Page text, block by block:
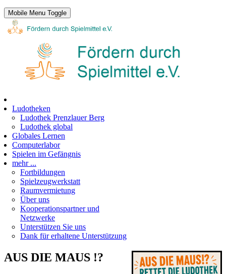
Mobile Menu Toggle
Ludotheken
Ludothek Prenzlauer Berg
Ludothek global
Globales Lernen
Computerlabor
Spielen im Gefängnis
mehr ...
Fortbildungen
Spielzeugwerkstatt
Raumvermietung
Über uns
Kooperationspartner und
Netzwerke
Unterstützen Sie uns
Dank für erhaltene Unterstützung
AUS DIE MAUS !?